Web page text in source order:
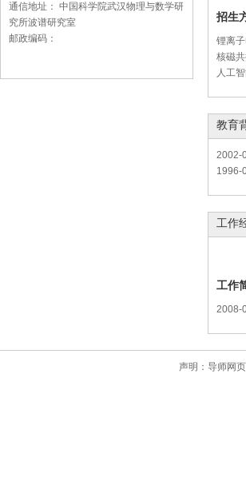
通信地址： 中国科学院武汉物理与数学研
究所波谱研究室
邮政编码：
招生
锂离
核磁
人工
教育
2002-
1996-
工作
工作
2008-
声明：导师网